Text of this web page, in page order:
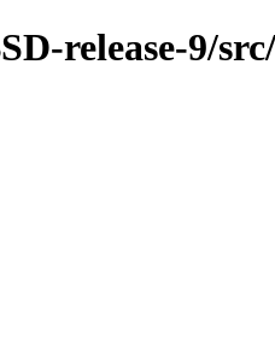
release-9/